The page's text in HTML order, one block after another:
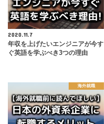
2020.11.7
年収を上げたいエンジニアが今す
ぐ英語を学ぶべき3つの理由
海外就職